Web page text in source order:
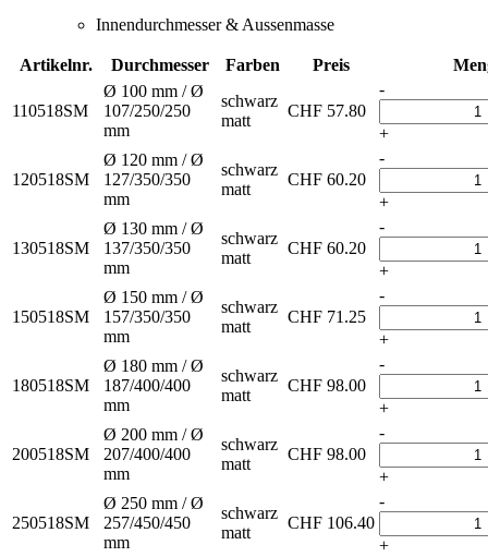
Innendurchmesser & Aussenmasse
Artikelnr. Durchmesser Farben Preis
110518SM
Ø 100 mm / Ø
107/250/250
mm
schwarz
matt
CHF 57.80
-
+
120518SM
Ø 120 mm / Ø
127/350/350
mm
schwarz
matt
CHF 60.20
-
+
130518SM
Ø 130 mm / Ø
137/350/350
mm
schwarz
matt
CHF 60.20
-
+
150518SM
Ø 150 mm / Ø
157/350/350
mm
schwarz
matt
CHF 71.25
-
+
180518SM
Ø 180 mm / Ø
187/400/400
mm
schwarz
matt
CHF 98.00
-
+
200518SM
Ø 200 mm / Ø
207/400/400
mm
schwarz
matt
CHF 98.00
-
+
250518SM
Ø 250 mm / Ø
257/450/450
mm
schwarz
matt
CHF 106.40
-
+